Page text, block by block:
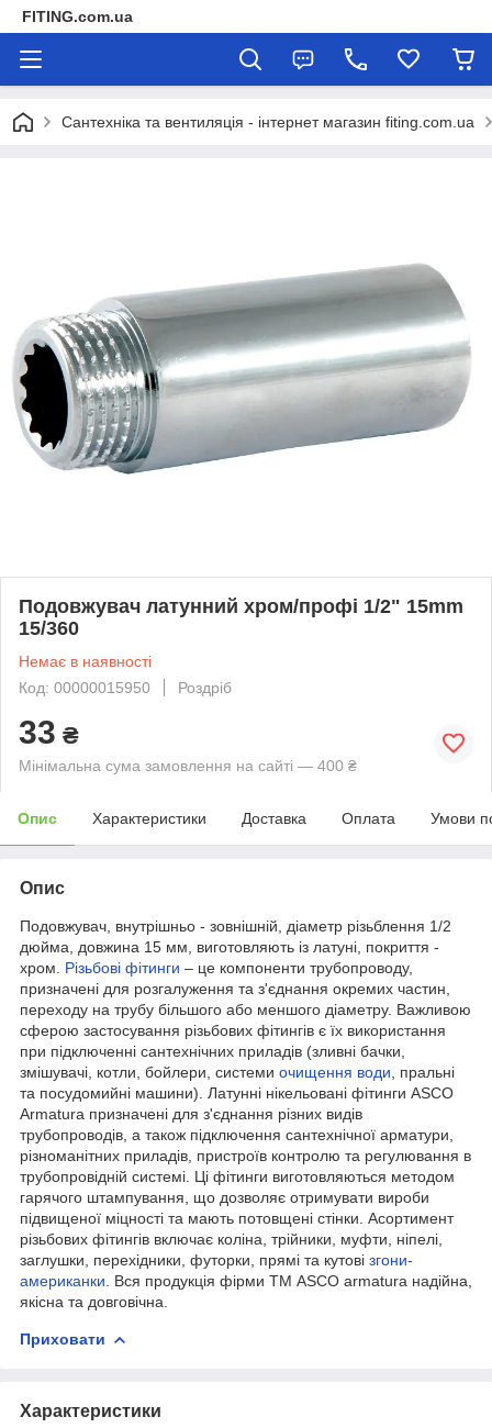
FITING.com.ua
Сантехніка та вентиляція - інтернет магазин fiting.com.ua
Подовжувач латунний хром/профі 1/2" 15mm
15/360
Немає в наявності
Код: 00000015950
Роздріб
33 ₴
Мінімальна сума замовлення на сайті — 400 ₴
Опис Характеристики Доставка Оплата Умови
Опис
Подовжувач, внутрішньо - зовнішній, діаметр різьблення 1/2
дюйма, довжина 15 мм, виготовляють із латуні, покриття -
хром. Різьбові фітинги – це компоненти трубопроводу,
призначені для розгалуження та з'єднання окремих частин,
переходу на трубу більшого або меншого діаметру. Важливою
сферою застосування різьбових фітингів є їх використання
при підключенні сантехнічних приладів (зливні бачки,
змішувачі, котли, бойлери, системи очищення води , пральні
та посудомийні машини). Латунні нікельовані фітинги ASCO
Armatura призначені для з'єднання різних видів
трубопроводів, а також підключення сантехнічної арматури,
різноманітних приладів, пристроїв контролю та регулювання в
трубопровідній системі. Ці фітинги виготовляються методом
гарячого штампування, що дозволяє отримувати вироби
підвищеної міцності та мають потовщені стінки. Асортимент
різьбових фітингів включає коліна, трійники, муфти, ніпелі,
заглушки, перехідники, футорки, прямі та кутові згони-
американки . Вся продукція фірми ТМ ASCO armatura надійна,
якісна та довговічна.
Приховати
Характеристики